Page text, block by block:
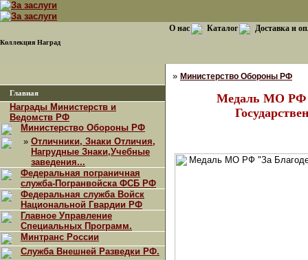
Коллекция Наград
О нас Каталог Доставка и
Главная
Награды Министерств и
Ведомств РФ
Министерство Обороны РФ
» Отличники, Знаки Отличия,
Нагрудные Знаки,Учебные
заведения...
Федеральная пограничная
служба-Погранвойска ФСБ РФ
Федеральная служба Войск
Национальной Гвардии РФ
Главное Управление
Специальных Программ.
Минтранс России
Служба Внешней Разведки РФ.
» Министерство Обороны РФ
Медаль МО РФ